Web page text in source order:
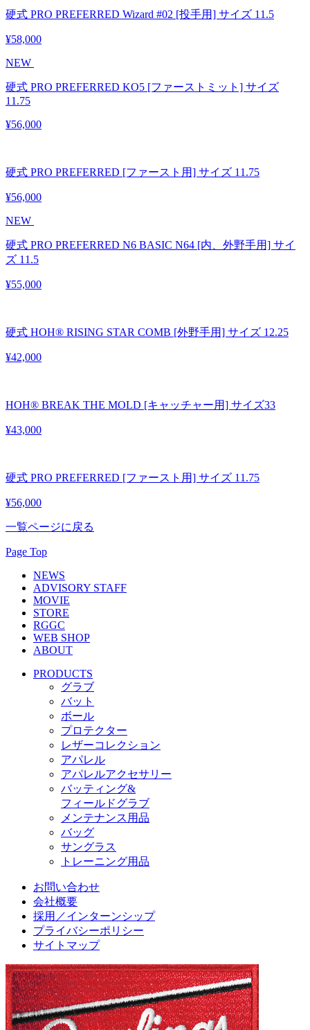
硬式 PRO PREFERRED Wizard #02 [投手用] サイズ 11.5
¥58,000
NEW
硬式 PRO PREFERRED KO5 [ファーストミット] サイズ
11.75
¥56,000
硬式 PRO PREFERRED [ファースト用] サイズ 11.75
¥56,000
NEW
硬式 PRO PREFERRED N6 BASIC N64 [内、外野手用] サイ
ズ 11.5
¥55,000
硬式 HOH® RISING STAR COMB [外野手用] サイズ 12.25
¥42,000
HOH® BREAK THE MOLD [キャッチャー用] サイズ33
¥43,000
硬式 PRO PREFERRED [ファースト用] サイズ 11.75
¥56,000
一覧ページに戻る
Page Top
NEWS
ADVISORY STAFF
MOVIE
STORE
RGGC
WEB SHOP
ABOUT
PRODUCTS
グラブ
バット
ボール
プロテクター
レザーコレクション
アパレル
アパレルアクセサリー
バッティング&
フィールドグラブ
メンテナンス用品
バッグ
サングラス
トレーニング用品
お問い合わせ
会社概要
採用／インターンシップ
プライバシーポリシー
サイトマップ